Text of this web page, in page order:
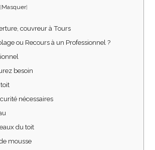
[Masquer]
couvreur à Tours
ou Recours à un Professionnel ?
besoin
nécessaires
du toit
mousse